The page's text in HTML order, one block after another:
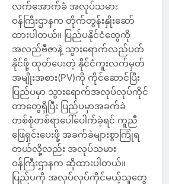
လက်အောက်ခံ အလုပ်သမား
ဝန်ကြီးဌာနက တိုက်တွန်းနှိုးဆော်
ထားပါတယ်။ ပြည်ပနိုင်ငံတွေကို
အလည်ဗီဇာနဲ့ သွားရောက်လည်ပတ်
နိုင်ဖို့ ထုတ်ပေးတဲ့ နိုင်ငံကူးလက်မှတ်
အမျိုးအစား(PV)ကို ကိုင်ဆောင်ပြီး
ပြည်ပမှာ သွားရောက်အလုပ်လုပ်ကိုင်
တာတွေရှိပြီး ပြည်ပမှာအခက်ခဲ
တစ်စုံတစ်ရာပေါ်ပေါက်ခဲ့ရင် ကူညီ
ဖြေရှင်းပေးဖို့ အခက်ခဲများစွာကြုံရ
တယ်လို့လည်း အလုပ်သမား
ဝန်ကြီးဌာနက ဆိုထားပါတယ်။
ပြည်ပကို အလုပ်လုပ်ကိုင်မယ့်သူတွေ